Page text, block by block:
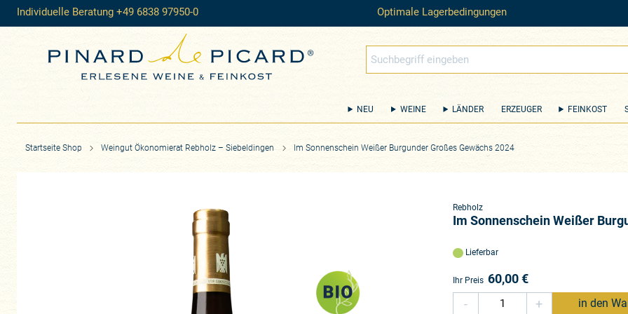
Individuelle Beratung +49 6838 97950-0 Optimale Lagerbedingungen
NEU WEINE LÄNDER ERZEUGER FEINKOST
Startseite Shop Weingut Ökonomierat Rebholz – Siebeldingen Im Sonnenschein Weißer Burgunder Großes Gewächs 2024
Rebholz
Im Sonnenschein Weißer
Lieferbar
Ihr Preis 60,00€
-
+ in den